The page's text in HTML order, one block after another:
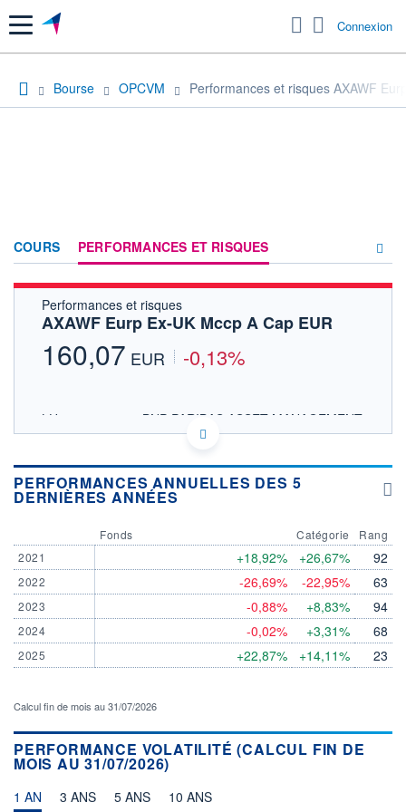
Menu Connexion
Bourse OPCVM Performances et risques AXAWF
COURS PERFORMANCES ET RISQUES
Performances et risques
AXAWF Eurp Ex-UK Mccp A Cap EUR
160,07 EUR -0,13%
LU1937143664 - BNP PARIBAS ASSET MANAGEMENT
Europe
Consulter le prospectus / DIC
03/12 08/04
150
160
CATÉGORIE MORNINGSTAR
Actions Europe hors UK
FONDS PARTENAIRES
ÉLIGIBILITÉ
BOURSOVIE LUX
CTO BUSINESS
PERFORMANCES ANNUELLES DES 5
DERNIÈRES ANNÉES
2021
2022
2023
2024
2025
Fonds
+18,92%
-26,69%
-0,88%
-0,02%
+22,87%
Catégorie
+26,67%
-22,95%
+8,83%
+3,31%
+14,11%
Rang
92
63
94
68
23
Calcul fin de mois au 31/07/2026
PERFORMANCE VOLATILITÉ (CALCUL FIN DE
MOIS AU 31/07/2026)
1 AN 3 ANS 5 ANS 10 ANS